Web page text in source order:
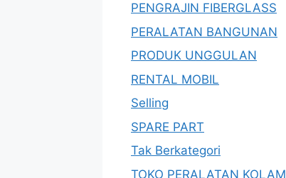
PENGRAJIN FIBERGLASS
PERALATAN BANGUNAN
PRODUK UNGGULAN
RENTAL MOBIL
Selling
SPARE PART
Tak Berkategori
TOKO PERALATAN KOLAM